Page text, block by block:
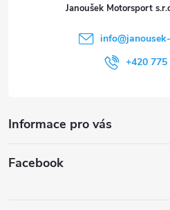
Janoušek Motorsport
info@
+420
Informace pro vás
Facebook